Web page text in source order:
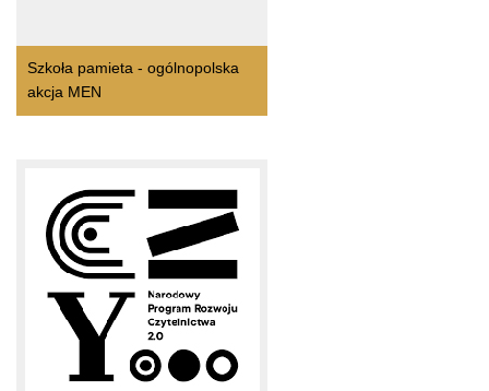
Szkoła pamieta - ogólnopolska
akcja MEN